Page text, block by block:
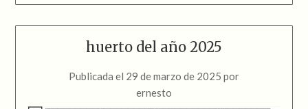
huerto del año 2025
Publicada el 29 de marzo de 2025 por
ernesto